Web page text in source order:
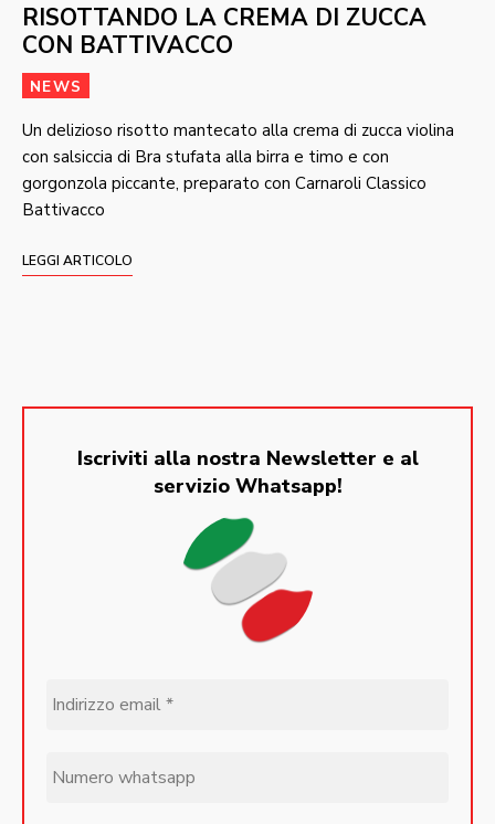
RISOTTANDO LA CREMA DI ZUCCA
CON BATTIVACCO
NEWS
Un delizioso risotto mantecato alla crema di zucca violina
con salsiccia di Bra stufata alla birra e timo e con
gorgonzola piccante, preparato con Carnaroli Classico
Battivacco
LEGGI ARTICOLO
Iscriviti alla nostra Newsletter e al
servizio Whatsapp!